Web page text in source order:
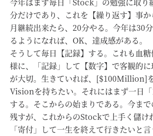
分だけであり、これを【繰り返す】事
月継続出来たら、20分やる。今年は30
るようになれば、OK、達成感がある。
そうして毎日【記録】する。これも血
様に、「記録」して【数字】で客観的
が大切。生きていれば、[$100Million]
Visionを持ちたい。それにはまず一日
する。そこからの始まりである。今ま
残すが、これからのStockで上手く儲け
「寄付」して一生を終えて行きたいと